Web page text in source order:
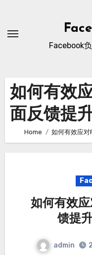
content
Facebook
如何有效
面反馈提
Home 如何有效应
如何有效
馈提
admin